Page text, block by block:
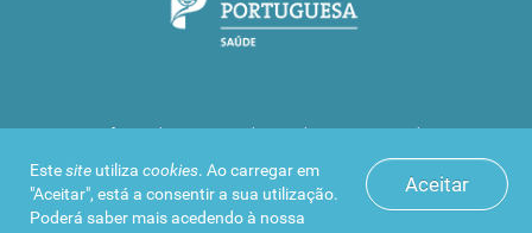
Aceitar
Estesite utiliza cookies. Ao carregar em
"Aceitar", está a consentir a sua utilização.
Poderá saber mais acedendo à nossa
Infarmed © 2016. Todos os direitos reservados